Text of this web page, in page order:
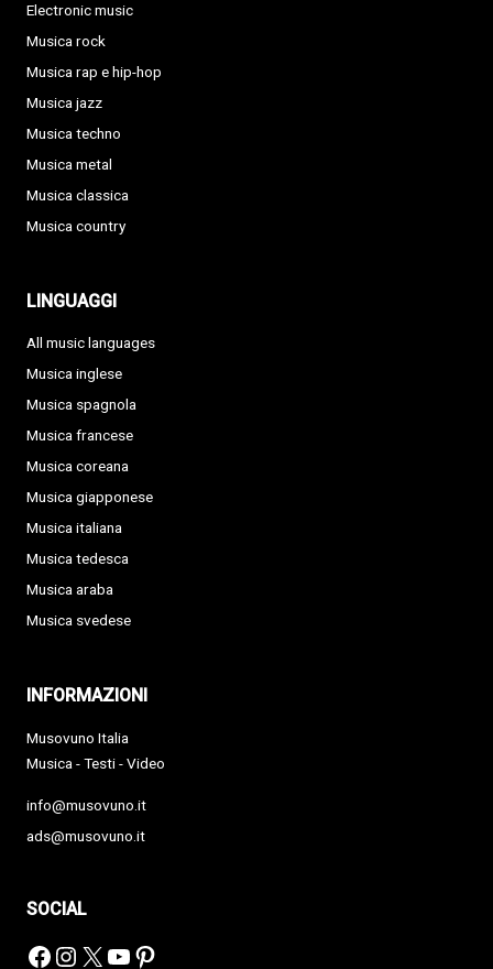
Electronic music
Musica rock
Musica rap e hip-hop
Musica jazz
Musica techno
Musica metal
Musica classica
Musica country
LINGUAGGI
All music languages
Musica inglese
Musica spagnola
Musica francese
Musica coreana
Musica giapponese
Musica italiana
Musica tedesca
Musica araba
Musica svedese
INFORMAZIONI
Musovuno Italia
Musica - Testi - Video
info@musovuno.it
ads@musovuno.it
SOCIAL
Facebook
Instagram
X YouTube
Pinterest